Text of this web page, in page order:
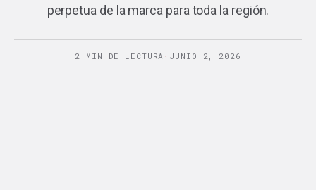
perpetua de la marca para toda la región.
2 MIN DE LECTURA · JUNIO 2, 2026